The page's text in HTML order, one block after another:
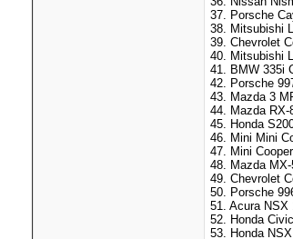
37. Porsche
38. Mitsubishi
39. Chevrolet
40. Mitsubishi
41. BMW 335i
42. Porsche
43. Mazda 3
44. Mazda RX-
45. Honda
46. Mini Mini
47. Mini
48. Mazda MX-
49. Chevrolet
50. Porsche
51. Acura NSX
52. Honda
53. Honda